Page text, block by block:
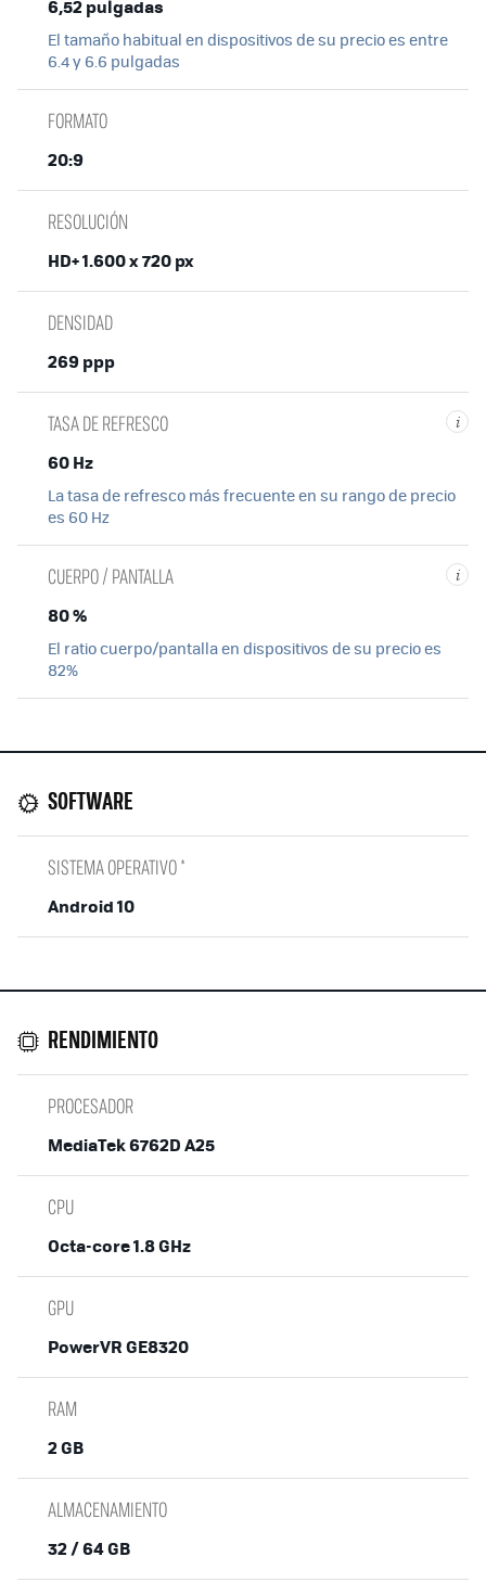
6,52 pulgadas
El tamaño habitual en dispositivos de su precio es entre
6.4 y 6.6 pulgadas
FORMATO
20:9
RESOLUCIÓN
HD+ 1.600 x 720 px
DENSIDAD
269 ppp
i
TASA DE REFRESCO
60 Hz
La tasa de refresco más frecuente en su rango de precio
es 60 Hz
i
CUERPO / PANTALLA
80 %
El ratio cuerpo/pantalla en dispositivos de su precio es
82%
SOFTWARE
SISTEMA OPERATIVO *
Android 10
RENDIMIENTO
PROCESADOR
MediaTek 6762D A25
CPU
Octa-core 1.8 GHz
GPU
PowerVR GE8320
RAM
2 GB
ALMACENAMIENTO
32 / 64 GB